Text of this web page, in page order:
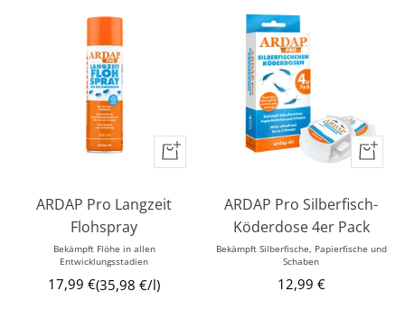
In
Warenkorb
ARDAP Pro Langzeit
Flohspray
Bekämpft Flöhe in allen
Entwicklungsstadien
Angebotspreis
17,99 € 35,98 €/l
In
ARDAP Pro Silberfisch-
Köderdose 4er Pack
Bekämpft Silberfische, Papierfische und
Schaben
Angebotspreis
12,99 €